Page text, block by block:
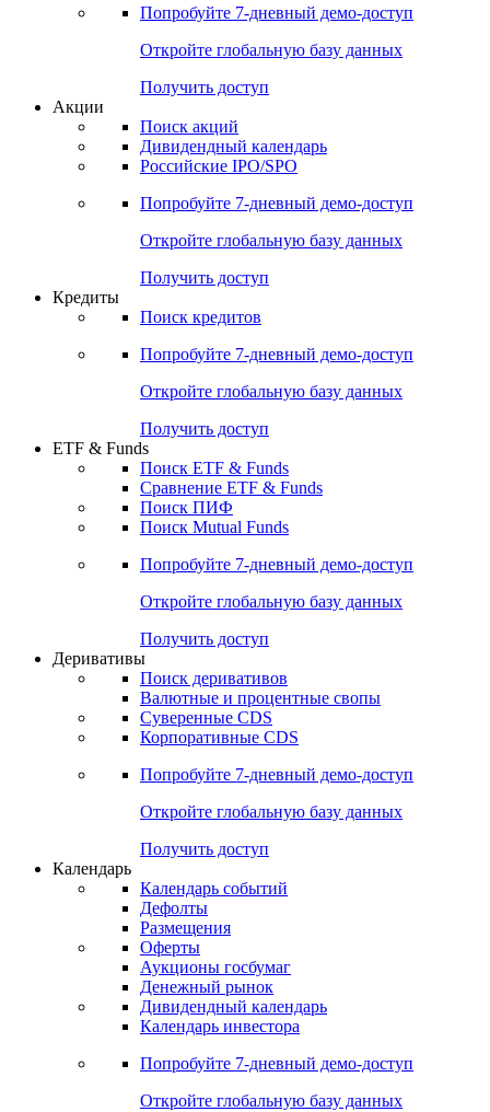
Cbonds Pages
Опросы
Попробуйте7-дневный
Откройте глобальную базу данных
Получить доступ
Поиск акций
Российские IPO/SPO
Попробуйте7-дневный
Откройте глобальную базу данных
Получить доступ
Поиск кредитов
Попробуйте7-дневный
Откройте глобальную базу данных
Получить доступ
ETF & Funds
Сравнение ETF & Funds
Поиск Mutual Funds
Попробуйте7-дневный
Откройте глобальную базу данных
Получить доступ
Деривативы
Валютные и процентные свопы
Корпоративные CDS
Попробуйте7-дневный
Откройте глобальную базу данных
Получить доступ
Календарь
Календарь событий
Дефолты
Размещения
Оферты
Денежный рынок
Календарь инвестора